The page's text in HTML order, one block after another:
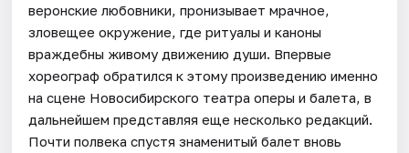
веронские любовники, пронизывает мрачное,
зловещее окружение, где ритуалы и каноны
враждебны живому движению души. Впервые
хореограф обратился к этому произведению именно
на сцене Новосибирского театра оперы и балета, в
дальнейшем представляя еще несколько редакций.
Почти полвека спустя знаменитый балет вновь